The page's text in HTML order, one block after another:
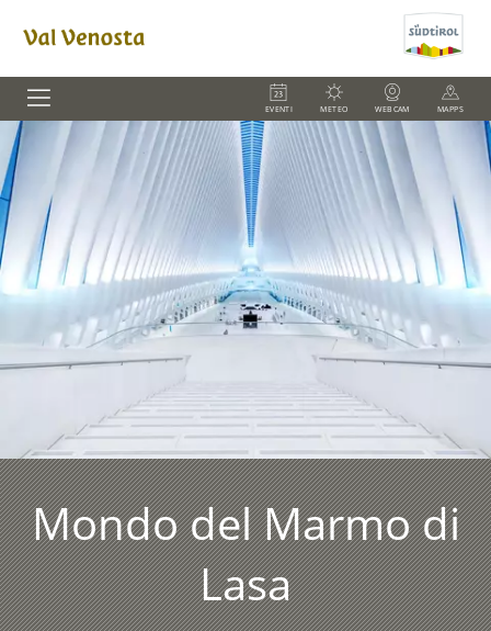
EVENTI METEO WEBCAM MAPPS
Mondo del Marmo di
Lasa